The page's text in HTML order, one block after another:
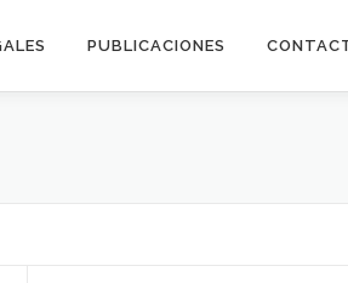
PUBLICACIONES